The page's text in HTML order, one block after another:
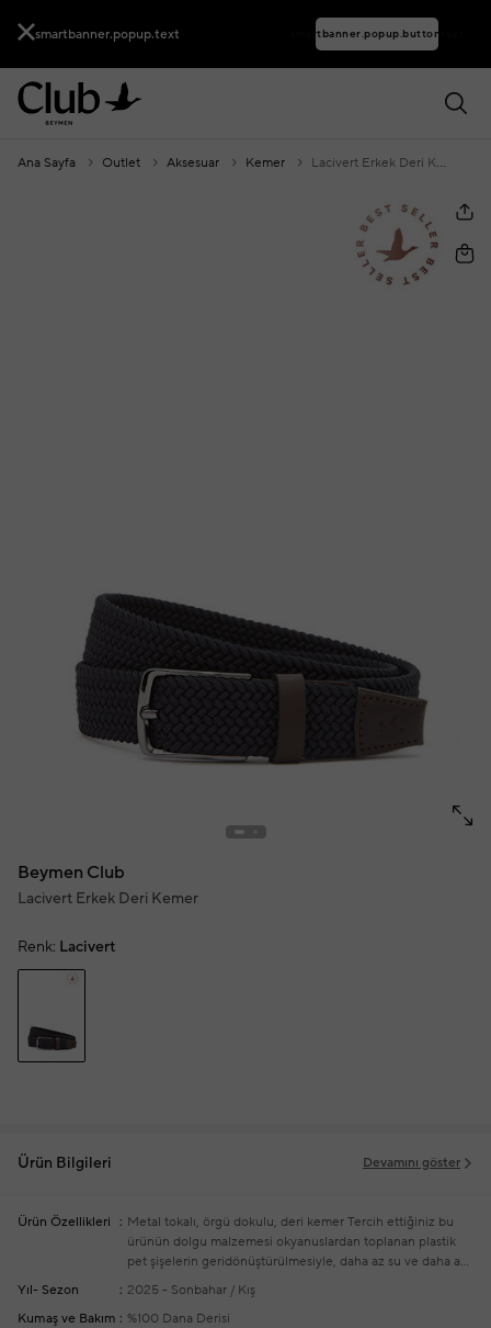
smartbanner.popup.text smartbanner.popup.buttontext
Ana Sayfa Outlet Aksesuar Kemer Lacivert Erkek Deri Kemer
Beymen Club
Lacivert Erkek Deri Kemer
Renk: Lacivert
Ürün Bilgileri Devamını göster
Ürün Özellikleri Metal tokalı, örgü dokulu, deri kemer Tercih ettiğiniz bu
ürünün dolgu malzemesi okyanuslardan toplanan plastik
pet şişelerin geridönüştürülmesiyle, daha az su ve daha az
elektrik tüketilerek üretilmiştir
Yıl- Sezon
2025 - Sonbahar / Kış
Kumaş ve Bakım
%100 Dana Derisi